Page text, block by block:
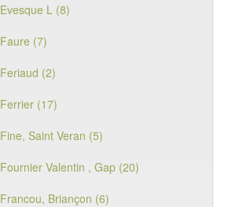
Evesque L (8)
Faure (7)
Feriaud (2)
Ferrier (17)
Fine, Saint Veran (5)
Fournier Valentin , Gap (20)
Francou, Briançon (6)